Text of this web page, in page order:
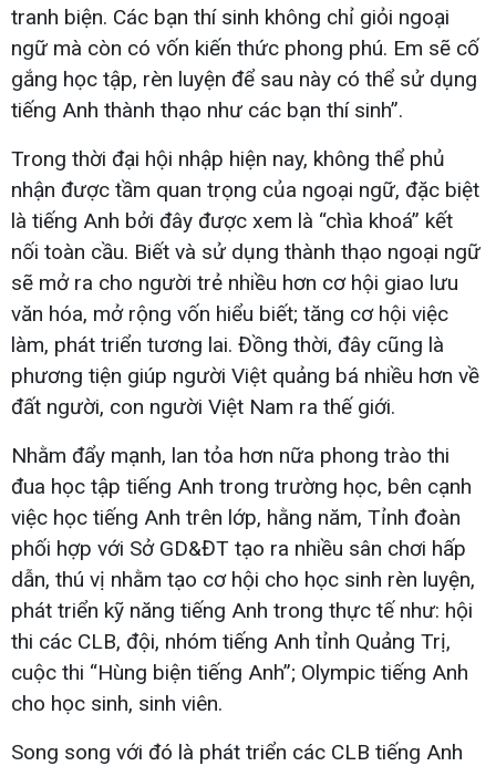
tranh biện. Các bạn thí sinh không chỉ giỏi ngoại
ngữ mà còn có vốn kiến thức phong phú. Em sẽ cố
gắng học tập, rèn luyện để sau này có thể sử dụng
tiếng Anh thành thạo như các bạn thí sinh”.
Trong thời đại hội nhập hiện nay, không thể phủ
nhận được tầm quan trọng của ngoại ngữ, đặc biệt
là tiếng Anh bởi đây được xem là “chìa khoá” kết
nối toàn cầu. Biết và sử dụng thành thạo ngoại ngữ
sẽ mở ra cho người trẻ nhiều hơn cơ hội giao lưu
văn hóa, mở rộng vốn hiểu biết; tăng cơ hội việc
làm, phát triển tương lai. Đồng thời, đây cũng là
phương tiện giúp người Việt quảng bá nhiều hơn về
đất người, con người Việt Nam ra thế giới.
Nhằm đẩy mạnh, lan tỏa hơn nữa phong trào thi
đua học tập tiếng Anh trong trường học, bên cạnh
việc học tiếng Anh trên lớp, hằng năm, Tỉnh đoàn
phối hợp với Sở GD&ĐT tạo ra nhiều sân chơi hấp
dẫn, thú vị nhằm tạo cơ hội cho học sinh rèn luyện,
phát triển kỹ năng tiếng Anh trong thực tế như: hội
thi các CLB, đội, nhóm tiếng Anh tỉnh Quảng Trị,
cuộc thi “Hùng biện tiếng Anh”; Olympic tiếng Anh
cho học sinh, sinh viên.
Song song với đó là phát triển các CLB tiếng Anh